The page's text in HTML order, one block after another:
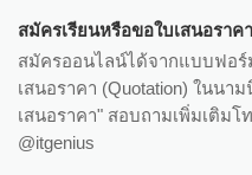
สมัครเรียนหรือขอใบเสนอรา
สมัครออนไลน์ได้จากแบบฟอ
เสนอราคา (Quotation) ในน
เสนอราคา" สอบถามเพิ่มเติมโ
@itgenius